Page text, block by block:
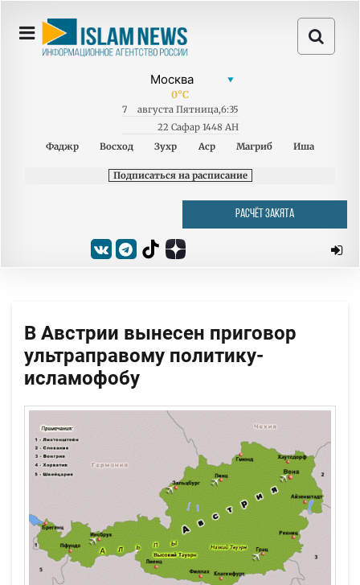
0°C
7 августа Пятница,6:35
22 Сафар 1448 AH
Фаджр
Восход Зухр Аср Магриб Иша
Подписаться на расписание
РАСЧЁТ ЗАКЯТА
В Австрии вынесен приговор
ультраправому политику-
исламофобу